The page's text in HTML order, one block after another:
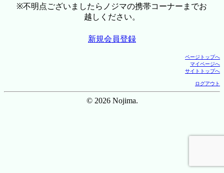
※不明点ございましたらノジマの携帯コーナーまでお
越しください。
新規会員登録
ページトップへ
マイページへ
サイトトップへ
ログアウト
© 2026 Nojima.